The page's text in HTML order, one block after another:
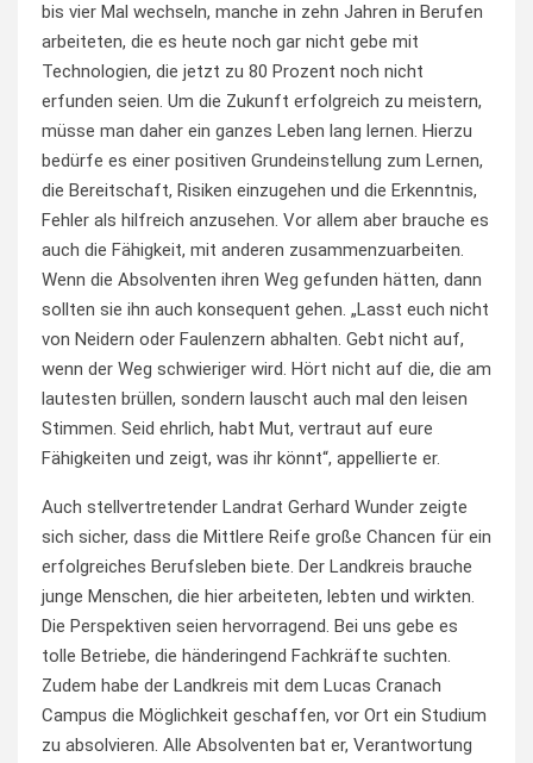
bis vier Mal wechseln, manche in zehn Jahren in Berufen
arbeiteten, die es heute noch gar nicht gebe mit
Technologien, die jetzt zu 80 Prozent noch nicht
erfunden seien. Um die Zukunft erfolgreich zu meistern,
müsse man daher ein ganzes Leben lang lernen. Hierzu
bedürfe es einer positiven Grundeinstellung zum Lernen,
die Bereitschaft, Risiken einzugehen und die Erkenntnis,
Fehler als hilfreich anzusehen. Vor allem aber brauche es
auch die Fähigkeit, mit anderen zusammenzuarbeiten.
Wenn die Absolventen ihren Weg gefunden hätten, dann
sollten sie ihn auch konsequent gehen. „Lasst euch nicht
von Neidern oder Faulenzern abhalten. Gebt nicht auf,
wenn der Weg schwieriger wird. Hört nicht auf die, die am
lautesten brüllen, sondern lauscht auch mal den leisen
Stimmen. Seid ehrlich, habt Mut, vertraut auf eure
Fähigkeiten und zeigt, was ihr könnt“, appellierte er.
Auch stellvertretender Landrat Gerhard Wunder zeigte
sich sicher, dass die Mittlere Reife große Chancen für ein
erfolgreiches Berufsleben biete. Der Landkreis brauche
junge Menschen, die hier arbeiteten, lebten und wirkten.
Die Perspektiven seien hervorragend. Bei uns gebe es
tolle Betriebe, die händeringend Fachkräfte suchten.
Zudem habe der Landkreis mit dem Lucas Cranach
Campus die Möglichkeit geschaffen, vor Ort ein Studium
zu absolvieren. Alle Absolventen bat er, Verantwortung